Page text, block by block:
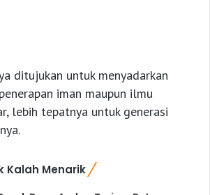
ditujukan untuk menyadarkan
iman maupun ilmu
lebih tepatnya untuk generasi
Kalah Menarik